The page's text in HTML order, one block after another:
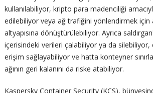
kullanılabiliyor, kripto para madenciliği
edilebiliyor veya ağ trafiğini yönlendirmek için
altyapısına dönüştürülebiliyor. Ayrıca
içerisindeki verileri çalabiliyor ya da
erişim sağlayabiliyor ve hatta konteyner
ağının geri kalanını da riske atabiliyor.
Kaspersky Container Security (KCS),